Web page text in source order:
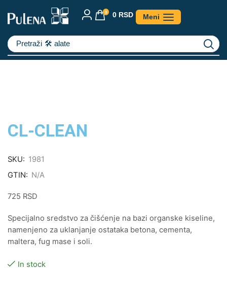
0 0 RSD Meni
Pretraži 🛠️ alate
CL-CLEAN
SKU: 1981
GTIN: N/A
725 RSD
Specijalno sredstvo za čišćenje na bazi organske kiseline,
namenjeno za uklanjanje ostataka betona, cementa,
maltera, fug mase i soli.
In stock